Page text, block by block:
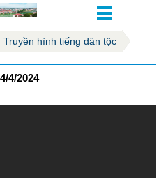
Truyền hình tiếng dân tộc
4/2024